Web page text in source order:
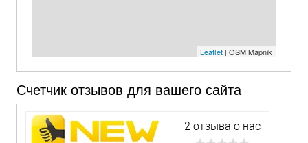
Leaflet| OSM Mapnik
Счетчик отзывов для вашего сайта